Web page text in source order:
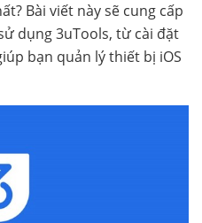
Bài viết này sẽ cung cấp
dụng 3uTools, từ cài đặt
bạn quản lý thiết bị iOS